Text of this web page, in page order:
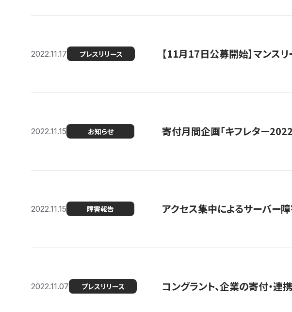
2022.11.17 プレスリリース 【11月17日公募開始】マンス
2022.11.15 お知らせ 寄付月間企画「キフレター
2022.11.15 障害報告 アクセス集中によるサーバー
2022.11.07 プレスリリース コングラント、企業の寄付・